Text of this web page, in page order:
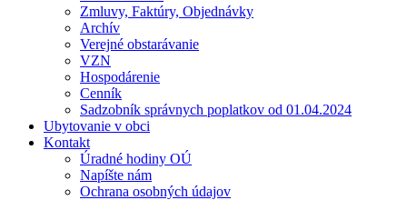
Zmluvy, Faktúry, Objednávky
Archív
Verejné obstarávanie
VZN
Hospodárenie
Cenník
Sadzobník správnych poplatkov od 01.04.2024
Ubytovanie v obci
Kontakt
Úradné hodiny OÚ
Napíšte nám
Ochrana osobných údajov